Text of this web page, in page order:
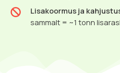
Lisakoormus ja
sammalt = ~1 tonn